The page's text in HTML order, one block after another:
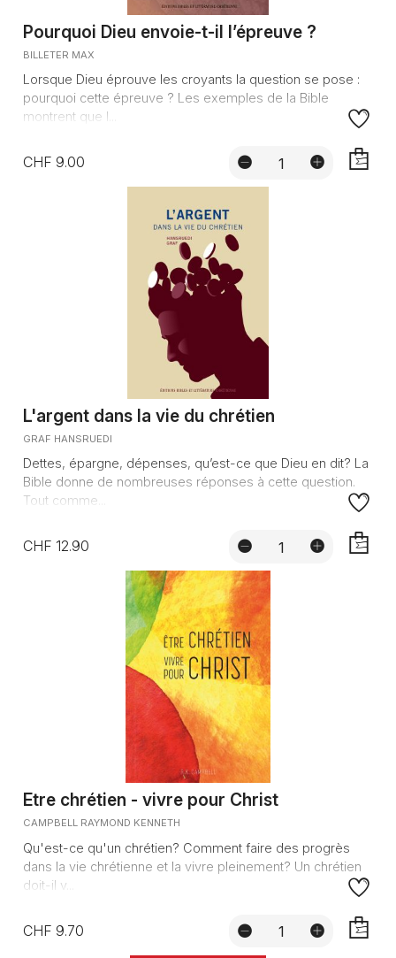
Pourquoi Dieu envoie-t-il l’épreuve ?
BILLETER MAX
Lorsque Dieu éprouve les croyants la question se pose :
pourquoi cette épreuve ? Les exemples de la Bible
montrent que l...
CHF 9.00
L'argent dans la vie du chrétien
GRAF HANSRUEDI
Dettes, épargne, dépenses, qu’est-ce que Dieu en dit? La
Bible donne de nombreuses réponses à cette question.
Tout comme...
CHF 12.90
Etre chrétien - vivre pour Christ
CAMPBELL RAYMOND KENNETH
Qu'est-ce qu'un chrétien? Comment faire des progrès
dans la vie chrétienne et la vivre pleinement? Un chrétien
doit-il v...
CHF 9.70